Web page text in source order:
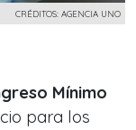
CRÉDITOS: AGENCIA UNO
Mínimo
para los